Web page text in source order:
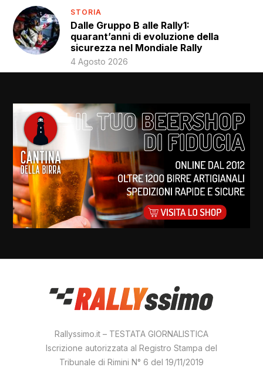
STORIA
Dalle Gruppo B alle Rally1:
quarant’anni di evoluzione della
sicurezza nel Mondiale Rally
4 Agosto 2026
Rallyssimo.it – TESTATA GIORNALISTICA
Iscrizione autorizzata al Registro Stampa del
Tribunale di Rimini N° 6 del 19/11/2019